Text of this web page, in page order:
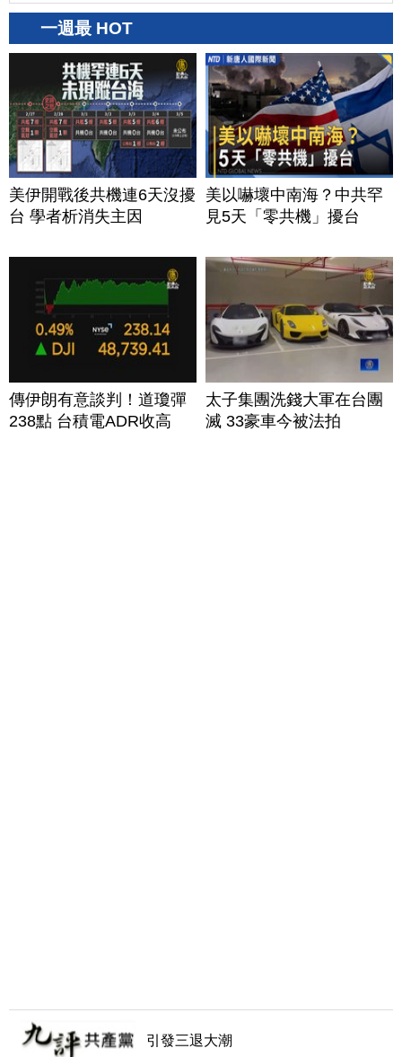
一週最 HOT
美伊開戰後共機連6天沒擾
台 學者析消失主因
美以嚇壞中南海？中共罕
見5天「零共機」擾台
傳伊朗有意談判！道瓊彈
238點 台積電ADR收高
太子集團洗錢大軍在台團
滅 33豪車今被法拍
引發三退大潮